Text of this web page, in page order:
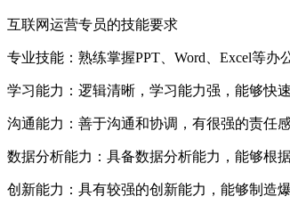
互联网运营专员的技能要求
专业技能‌：熟练掌握‌PPT、‌Word、‌Excel等办
学习能力‌：逻辑清晰，学习能力强，能够快
沟通能力‌：善于沟通和协调，有很强的责任感
数据分析能力‌：具备数据分析能力，能够根
创新能力‌：具有较强的创新能力，能够制造